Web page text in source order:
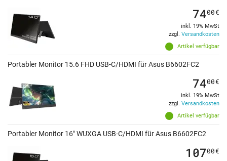
Artikel verfügbar
7400€
inkl. 19% MwSt
zzgl. Versandkosten
Portabler Monitor 15.6 FHD USB-C/HDMI für Asus B6602FC2
Artikel verfügbar
7400€
inkl. 19% MwSt
zzgl. Versandkosten
Portabler Monitor 16" WUXGA USB-C/HDMI für Asus B6602FC2
10700€